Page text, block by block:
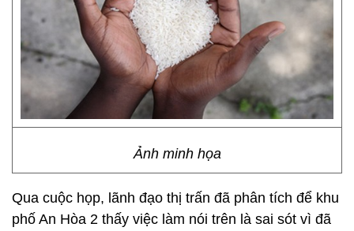
Ảnh minh họa
Qua cuộc họp, lãnh đạo thị trấn đã phân tích để khu
phố An Hòa 2 thấy việc làm nói trên là sai sót vì đã